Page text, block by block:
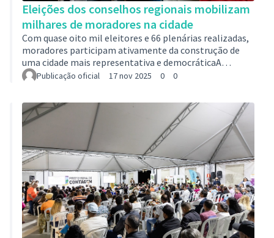
Eleições dos conselhos regionais mobilizam
milhares de moradores na cidade
Com quase oito mil eleitores e 66 plenárias realizadas,
moradores participam ativamente da construção de
uma cidade mais representativa e democráticaA
participação popular tem protagonizado as eleições
mil votos que elegeram 751 conselheiros, entre
titulares e suplentes. O processo eleitoral, que iniciou
no dia 13 de outubro e tem previsão de encerramento
para o dia 24 de novembro, vem fort…
Publicação oficial 17 nov 2025 0 0